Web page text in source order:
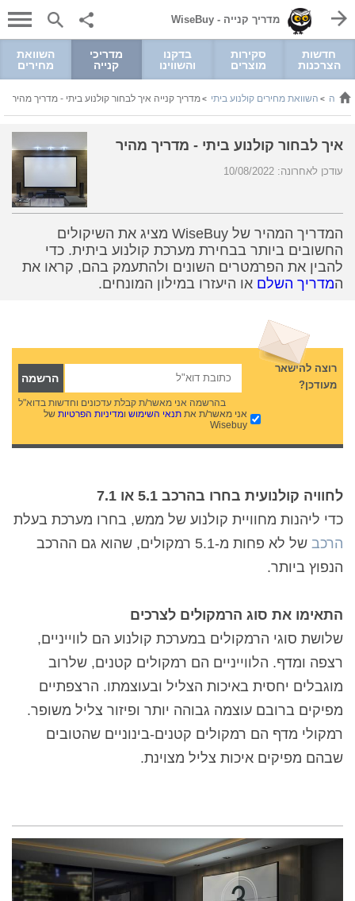
מדריך קנייה - WiseBuy
חדשות
הצרכנות
סקירות
מוצרים
בדקנו
והשווינו
מדריכי
קנייה
השוואת
מחירים
> השוואת מחירים קולנוע ביתי >מדריך קנייה איך לבחור קולנוע ביתי - מדריך מהיר
איך לבחור קולנוע ביתי - מדריך מהיר
עודכן לאחרונה: 10/08/2022
המדריך המהיר של WiseBuy מציג את השיקולים
החשובים ביותר בבחירת מערכת קולנוע ביתית. כדי
להבין את הפרמטרים השונים ולהתעמק בהם, קראו את
המדריך השלם או היעזרו במילון המונחים.
רוצה להישאר
מעודכן?
בהרשמה אני מאשר/ת קבלת עדכונים וחדשות בדוא"ל
אני מאשר/ת את תנאי השימושומדיניות הפרטיותשל
Wisebuy
לחוויה קולנועית בחרו בהרכב 5.1 או 7.1
כדי ליהנות מחוויית קולנוע של ממש, בחרו מערכת בעלת
הרכב
של לא פחות מ-5.1 רמקולים, שהוא גם ההרכב
הנפוץ ביותר.
התאימו את סוג הרמקולים לצרכים
שלושת סוגי הרמקולים במערכת קולנוע הם לווייניים,
רצפה ומדף. הלווייניים הם רמקולים קטנים, שלרוב
מוגבלים יחסית באיכות הצליל ובעוצמתו. הרצפתיים
מפיקים ברובם עוצמה גבוהה יותר ופיזור צליל משופר.
רמקולי מדף הם רמקולים קטנים-בינוניים שהטובים
שבהם מפיקים איכות צליל מצוינת.